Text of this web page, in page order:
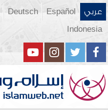
عربي Español
Deutsch
Indonesia